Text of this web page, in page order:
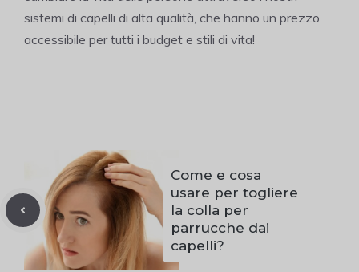
sistemi di capelli di alta qualità, che hanno un prezzo
accessibile per tutti i budget e stili di vita!
Come e cosa
usare per togliere
la colla per
parrucche dai
capelli?